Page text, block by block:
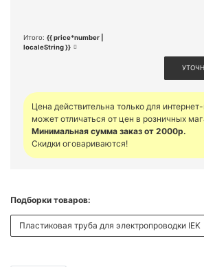
Итого: {{ price*number |
localeString }}
Цена действительна только для
может отличаться от цен в розничных
Минимальная сумма заказ от 2000р.
Скидки оговариваются!
Подборки товаров:
Пластиковая труба для электропроводки IEK